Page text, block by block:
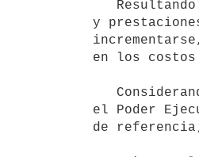
y
en los
el Poder
de